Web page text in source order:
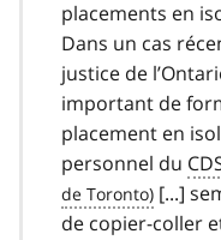
placements en
Dans un cas
justice de
important de
placement en
personnel du
[...]
de copier-coller